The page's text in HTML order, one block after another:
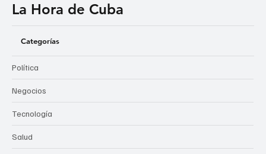
La Hora de Cuba
Categorías
Política
Negocios
Tecnología
Salud